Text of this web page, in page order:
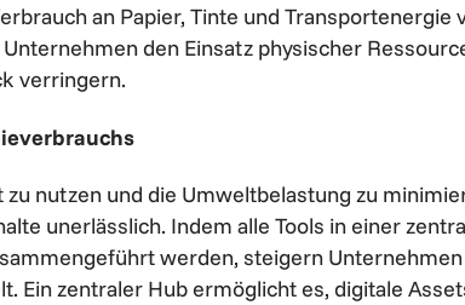
an Papier, Tinte und
den Einsatz physischer
verringern.
zu nutzen und die Umweltbelastung zu
unerlässlich. Indem alle Tools in einer
werden, steigern
Ein zentraler Hub ermöglicht es, digitale